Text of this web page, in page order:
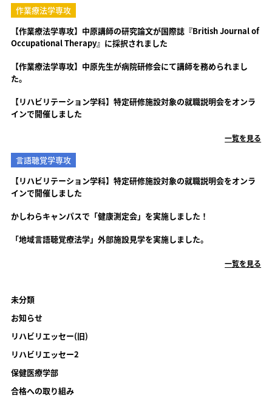
作業療法学専攻
【作業療法学専攻】中原講師の研究論文が国際誌『British Journal of
Occupational Therapy』に採択されました
【作業療法学専攻】中原先生が病院研修会にて講師を務められまし
た。
【リハビリテーション学科】特定研修施設対象の就職説明会をオンラ
インで開催しました
一覧を見る
言語聴覚学専攻
【リハビリテーション学科】特定研修施設対象の就職説明会をオンラ
インで開催しました
かしわらキャンパスで「健康測定会」を実施しました！
「地域言語聴覚療法学」外部施設見学を実施しました。
一覧を見る
未分類
お知らせ
リハビリエッセー(旧)
リハビリエッセー2
保健医療学部
合格への取り組み